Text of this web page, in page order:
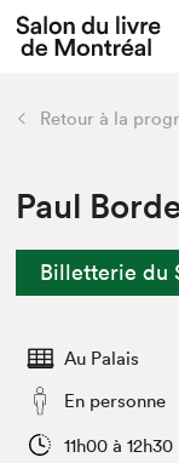
Espace
Préparer
Actualités
SLM PRO
retour
Préparer sa
Salon dans la
Projets
Liens
Retour à la
Paul
Billetterie du
Au Palais
En personne
11h00 à 12h30